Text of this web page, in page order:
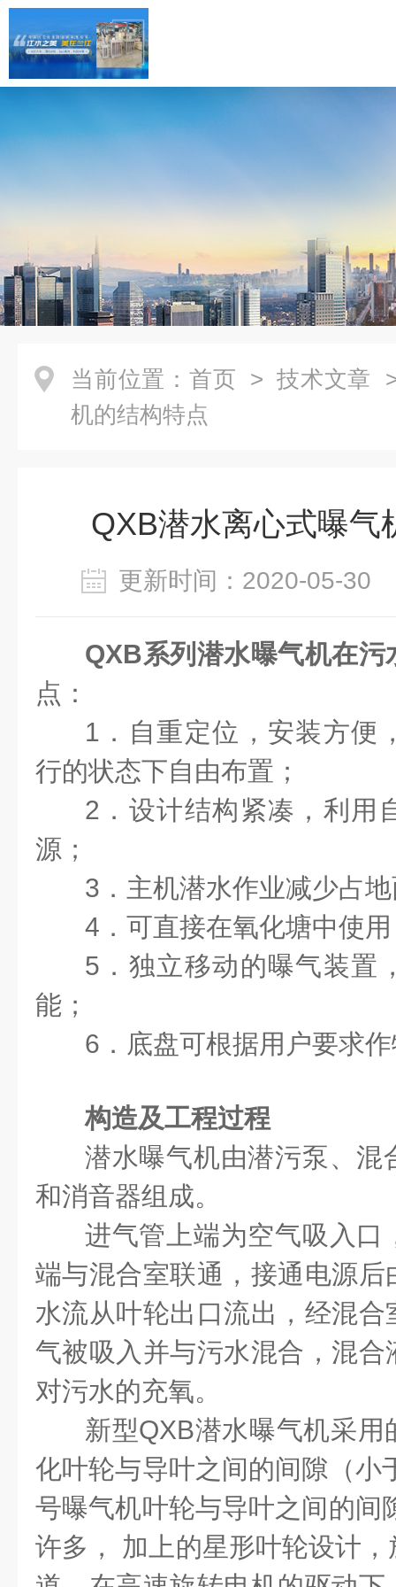
当前位置： 首页 > 技术文章
机的结构特点
QXB潜水离心式曝气
更新时间：2020-05-
QXB系列潜水曝气机在污
点：
1．自重定位，安装方便
行的状态下自由布置；
2．设计结构紧凑，利用
源；
3．主机潜水作业减少占
4．可直接在氧化塘中使
5．独立移动的曝气装置
能；
6．底盘可根据用户要求
构造及工程过程
潜水曝气机由潜污泵、混
和消音器组成。
进气管上端为空气吸入口
端与混合室联通，接通电源
水流从叶轮出口流出，经混
气被吸入并与污水混合，混
对污水的充氧。
新型QXB潜水曝气机采
化叶轮与导叶之间的间隙（小
号曝气机叶轮与导叶之间的间
许多， 加上的星形叶轮设计